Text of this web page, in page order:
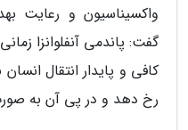
واکسیناسیون و رعایت
گفت: پاندمی آنفلوانزا
کافی و پایدار انتقال
رخ دهد و در پی آن به